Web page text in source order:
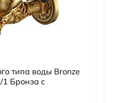
типа воды Bronze
Бронза с